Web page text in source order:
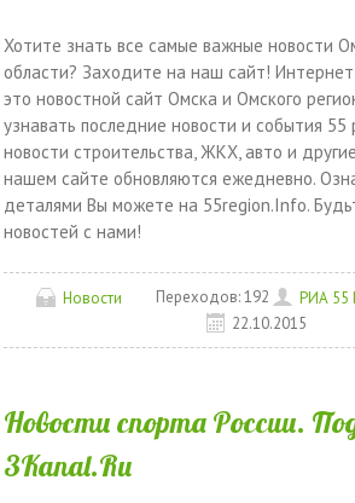
Хотите знать все самые важные новости
области? Заходите на наш сайт!
это новостной сайт Омска и Омского
узнавать последние новости и события 55
новости строительства, ЖКХ, авто и
нашем сайте обновляются ежедневно.
деталями Вы можете на 55region.Info.
новостей с нами!
Новости Переходов:192
РИА 55
22.10.2015
Новости спорта России.
3Kanal.Ru